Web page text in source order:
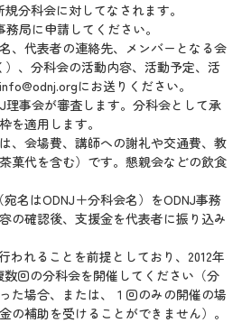
分科会に対してなされます。
局に申請してください。
、代表者の連絡先、メンバーとなる会
）、分科会の活動内容、活動予定、活
にお送りください。
理事会が審査します。分科会として承
を適用します。
、会場費、講師への謝礼や交通費、教
菓代を含む）です。懇親会などの飲食
名はODNJ＋分科会名）をODNJ事務
の確認後、支援金を代表者に振り込み
われることを前提としており、2012年
数回の分科会を開催してください（分
た場合、または、１回のみの開催の場
の補助を受けることができません）。